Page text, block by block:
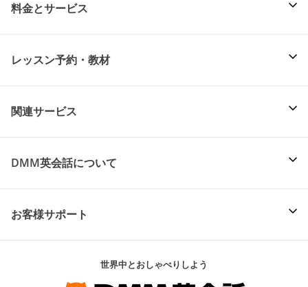
料金とサービス
レッスン予約・教材
関連サービス
DMM英会話について
お客様サポート
世界中とおしゃべりしよう